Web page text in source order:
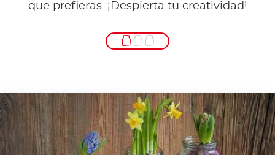
que prefieras. ¡Despierta tu creatividad!